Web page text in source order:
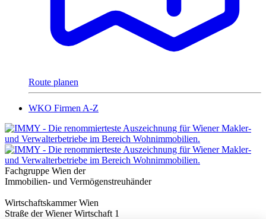
Route planen
WKO Firmen A-Z
Fachgruppe Wien der
Immobilien- und Vermögenstreuhänder
Wirtschaftskammer Wien
Straße der Wiener Wirtschaft 1